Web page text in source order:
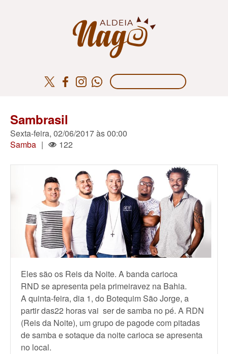
Sambrasil
Sexta-feira, 02/06/2017 às 00:00
Samba | 122
Eles são os Reis da Noite. A banda carioca
RND se apresenta pela primeiravez na Bahia.
A quinta-feira, dia 1, do Botequim São Jorge, a
partir das22 horas vai ser de samba no pé. A RDN
(Reis da Noite), um grupo de pagode com pitadas
de samba e sotaque da noite carioca se apresenta
no local.